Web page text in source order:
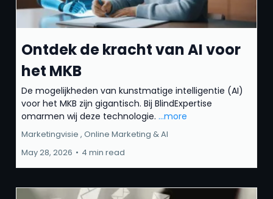
Ontdek de kracht van AI voor
het MKB
De mogelijkheden van kunstmatige intelligentie (AI)
voor het MKB zijn gigantisch. Bij BlindExpertise
omarmen wij deze technologie. ...more
Marketingvisie , Online Marketing &AI
May 28, 2026 • 4 min read